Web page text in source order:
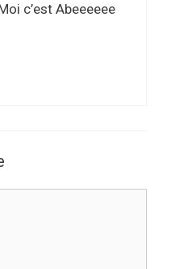
c’est Abeeeeee